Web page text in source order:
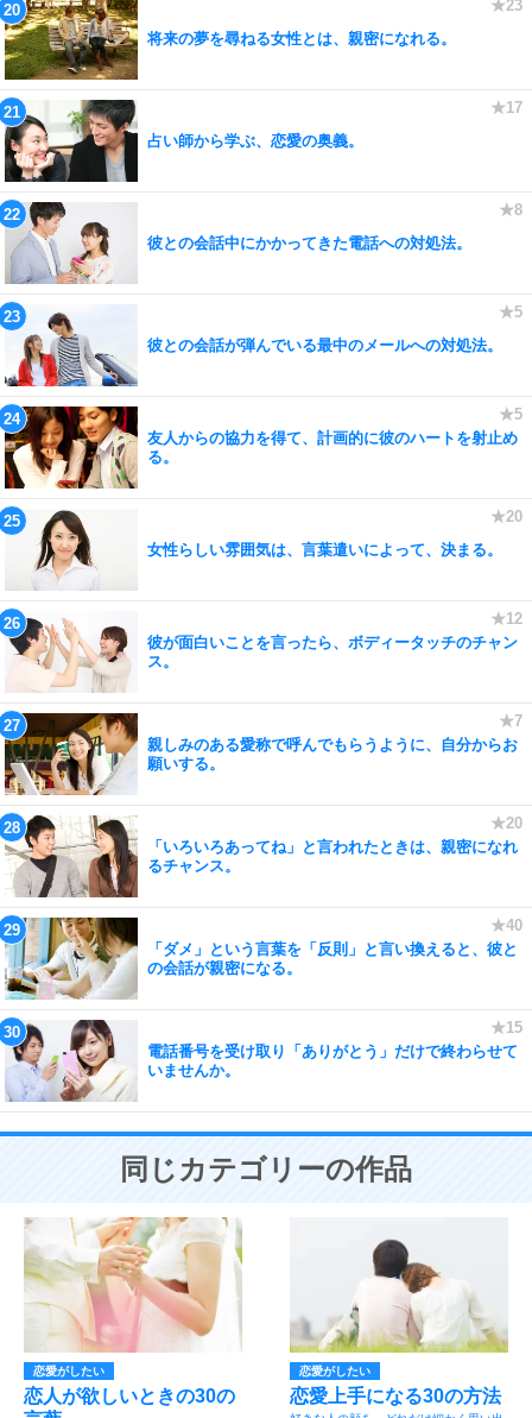
将来の夢を尋ねる女性とは、親密になれる。
占い師から学ぶ、恋愛の奥義。
彼との会話中にかかってきた電話への対処法。
彼との会話が弾んでいる最中のメールへの対処法。
友人からの協力を得て、計画的に彼のハートを射止め
る。
女性らしい雰囲気は、言葉遣いによって、決まる。
彼が面白いことを言ったら、ボディータッチのチャン
ス。
親しみのある愛称で呼んでもらうように、自分からお
願いする。
「いろいろあってね」と言われたときは、親密になれ
るチャンス。
「ダメ」という言葉を「反則」と言い換えると、彼と
の会話が親密になる。
電話番号を受け取り「ありがとう」だけで終わらせて
いませんか。
同じカテゴリーの作品
恋愛がしたい
恋人が欲しいときの30の
恋愛がしたい
恋愛上手になる30の方法